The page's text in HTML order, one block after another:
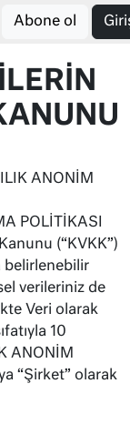
Abone ol
ANONİM
POLİTİKASI
(“KVKK”)
belirlenebilir
verileriniz de
Veri olarak
10
ANONİM
“Şirket” olarak